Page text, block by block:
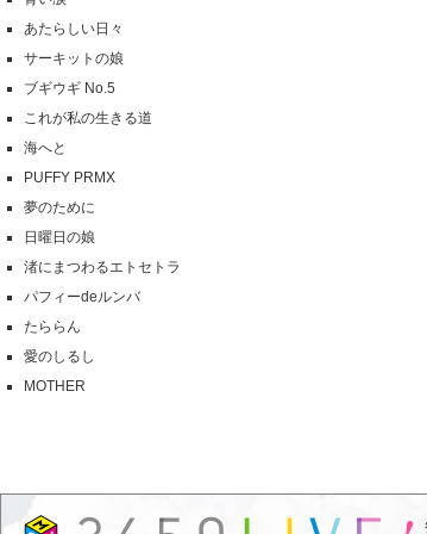
あたらしい日々
サーキットの娘
ブギウギ No.5
これが私の生きる道
海へと
PUFFY PRMX
夢のために
日曜日の娘
渚にまつわるエトセトラ
パフィーdeルンバ
たららん
愛のしるし
MOTHER